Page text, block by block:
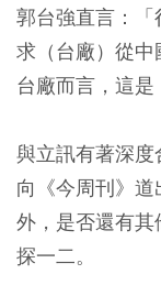
郭台強直言：
求（台廠）從
台廠而言，這是
與立訊有著深
向《今周刊》
外，是否還有
探一二。